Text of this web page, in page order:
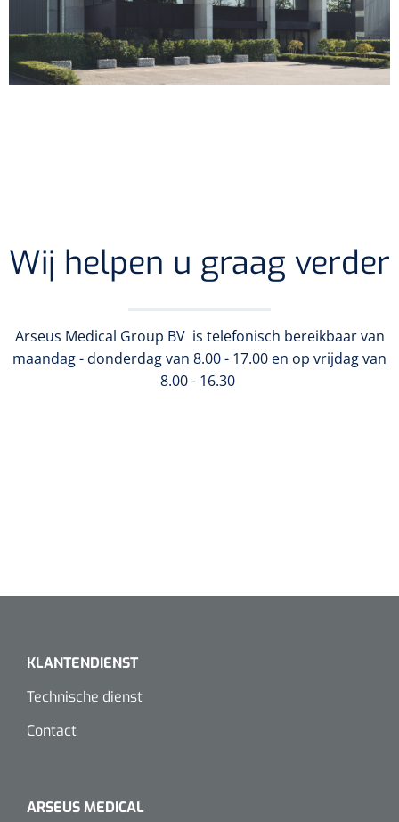
Wij helpen u graag verder
Arseus Medical Group BV is telefonisch bereikbaar van
maandag - donderdag van 8.00 - 17.00 en op vrijdag van
8.00 - 16.30
KLANTENDIENST
Technische dienst
Contact
ARSEUS MEDICAL